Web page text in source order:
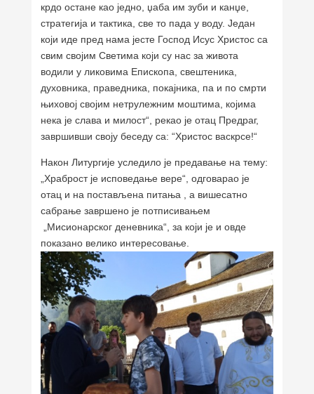
крдо остане као једно, џаба им зуби и канџе,
стратегија и тактика, све то пада у воду. Један
који иде пред нама јесте Господ Исус Христос са
свим својим Светима који су нас за живота
водили у ликовима Епископа, свештеника,
духовника, праведника, покајника, па и по смрти
њиховој својим нетрулежним моштима, којима
нека је слава и милост“, рекао је отац Предраг,
завршивши своју беседу са: “Христос васкрсе!“
Након Литургије уследило је предавање на тему:
„Храброст је исповедање вере“, одговарао је
отац и на постављена питања , а вишесатно
сабрање завршено је потписивањем
„Мисионарског деневника“, за који је и овде
показано велико интересовање.